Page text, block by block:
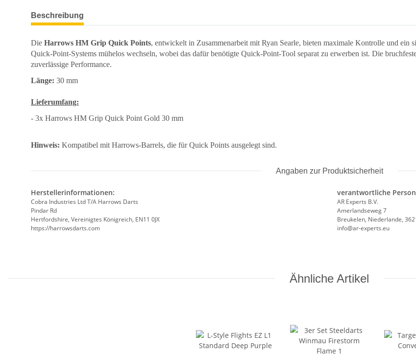
weitere Registerkarten anzeigen
Beschreibung
Die Harrows HM Grip Quick Points, entwickelt in Zusammenarbeit mit Ryan Searle, bieten maximale Kontrolle und ein
Quick-Point-Systems mühelos wechseln, wobei das dafür benötigte Quick-Point-Tool separat zu erwerben ist. Die
zuverlässige Performance.
Länge: 30 mm
Lieferumfang:
- 3x Harrows HM Grip Quick Point Gold 30 mm
Hinweis: Kompatibel mit Harrows-Barrels, die für Quick Points ausgelegt sind.
Angaben zur Produktsicherheit
Herstellerinformationen:
Cobra Industries Ltd T/A Harrows Darts
Pindar Rd
Hertfordshire, Vereinigtes Königreich, EN11 0JX
https://harrowsdarts.com
verantwortliche
AR Experts B.V.
Amerlandseweg 7
Breukelen, Niederlande,
info@ar-experts.eu
Ähnliche Artikel